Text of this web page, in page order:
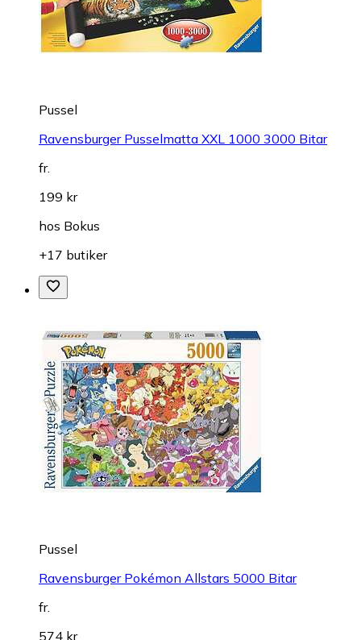
Pussel
Ravensburger Pusselmatta XXL 1000 3000 Bitar
fr.
199 kr
hos Bokus
+17 butiker
Pussel
Ravensburger Pokémon Allstars 5000 Bitar
fr.
574 kr